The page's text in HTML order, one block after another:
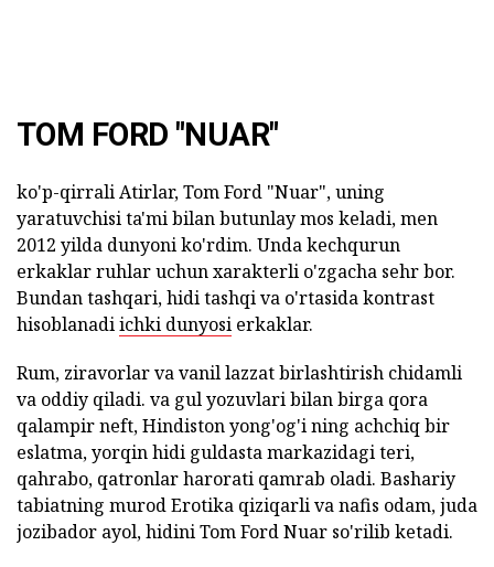
TOM FORD "NUAR"
ko'p-qirrali Atirlar, Tom Ford "Nuar", uning
yaratuvchisi ta'mi bilan butunlay mos keladi, men
2012 yilda dunyoni ko'rdim. Unda kechqurun
erkaklar ruhlar uchun xarakterli o'zgacha sehr bor.
Bundan tashqari, hidi tashqi va o'rtasida kontrast
hisoblanadiichki dunyosi erkaklar.
Rum, ziravorlar va vanil lazzat birlashtirish chidamli
va oddiy qiladi. va gul yozuvlari bilan birga qora
qalampir neft, Hindiston yong'og'i ning achchiq bir
eslatma, yorqin hidi guldasta markazidagi teri,
qahrabo, qatronlar harorati qamrab oladi. Bashariy
tabiatning murod Erotika qiziqarli va nafis odam, juda
jozibador ayol, hidini Tom Ford Nuar so'rilib ketadi.